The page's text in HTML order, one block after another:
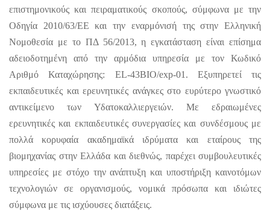
επιστημονικούς και πειραματικούς σκοπούς, σύμφωνα με την
Οδηγία 2010/63/ΕΕ και την εναρμόνισή της στην Ελληνική
Νομοθεσία με το ΠΔ 56/2013, η εγκατάσταση είναι επίσημα
αδειοδοτημένη από την αρμόδια υπηρεσία με τον Κωδικό
Αριθμό Καταχώρησης: EL-43BIO/exp-01. Εξυπηρετεί τις
εκπαιδευτικές και ερευνητικές ανάγκες στο ευρύτερο γνωστικό
αντικείμενο των Υδατοκαλλιεργειών. Με εδραιωμένες
ερευνητικές και εκπαιδευτικές συνεργασίες και συνδέσμους με
πολλά κορυφαία ακαδημαϊκά ιδρύματα και εταίρους της
βιομηχανίας στην Ελλάδα και διεθνώς, παρέχει συμβουλευτικές
υπηρεσίες με στόχο την ανάπτυξη και υποστήριξη καινοτόμων
τεχνολογιών σε οργανισμούς, νομικά πρόσωπα και ιδιώτες
σύμφωνα με τις ισχύουσες διατάξεις.